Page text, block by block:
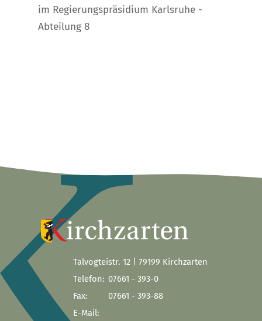
im Regierungspräsidium Karlsruhe -
Abteilung 8
Talvogteistr. 12 | 79199 Kirchzarten
Telefon: 07661 - 393-0
Fax:
07661 - 393-88
E-Mail: